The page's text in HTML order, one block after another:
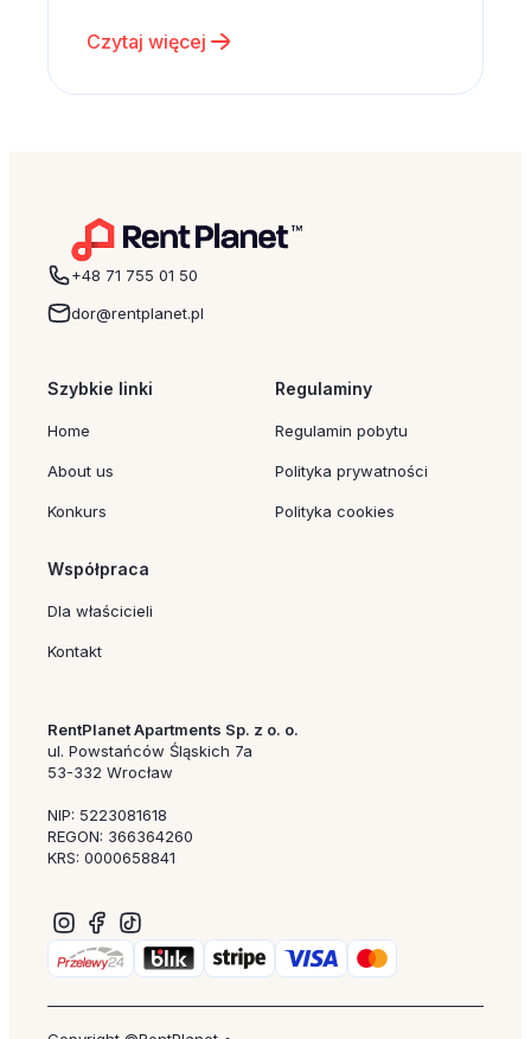
czasie. Właśnie dlatego zamiast
wybieramy emocje, wspomnienia i
Czytaj więcej
+48 71 755 01 50
dor@rentplanet.pl
Szybkie linki
Home
About us
Konkurs
Regulaminy
Regulamin pobytu
Polityka prywatności
Polityka cookies
Współpraca
Dla właścicieli
Kontakt
RentPlanet Apartments Sp. z o. o.
ul. Powstańców Śląskich 7a
53-332 Wrocław
NIP: 5223081618
REGON: 366364260
KRS: 0000658841